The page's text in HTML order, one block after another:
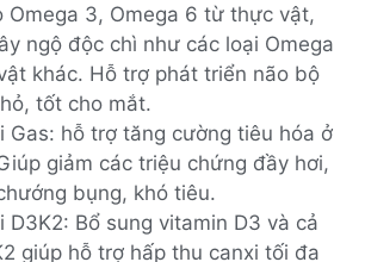
Omega 3, Omega 6 từ thực vật,
ngộ độc chì như các loại Omega
khác. Hỗ trợ phát triển não bộ
tốt cho mắt.
Gas: hỗ trợ tăng cường tiêu hóa ở
giảm các triệu chứng đầy hơi,
bụng, khó tiêu.
D3K2: Bổ sung vitamin D3 và cả
giúp hỗ trợ hấp thu canxi tối đa